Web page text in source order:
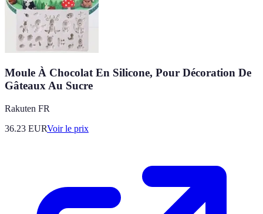
Moule À Chocolat En Silicone, Pour Décoration De
Gâteaux Au Sucre
Rakuten FR
36.23 EURVoir le prix